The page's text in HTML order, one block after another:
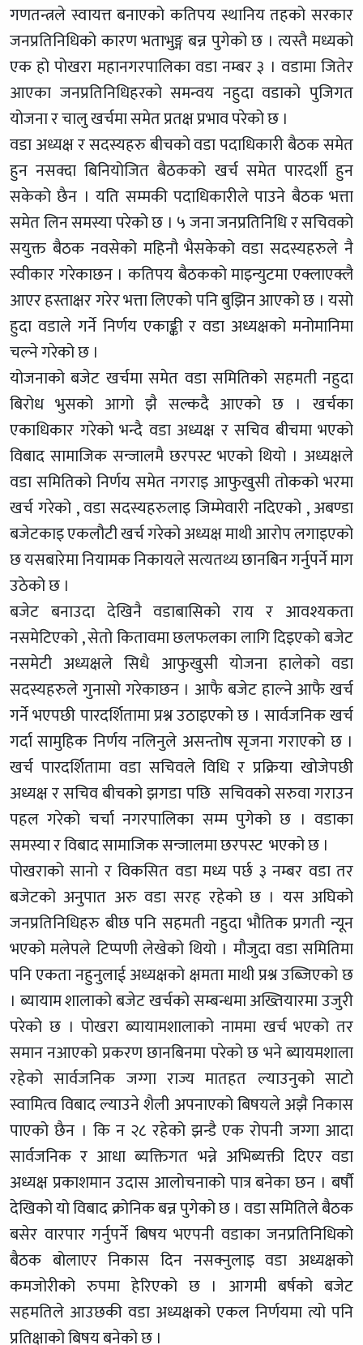
गणतन्त्रले स्वायत्त बनाएको कतिपय स्थानिय तहको सरकार
जनप्रतिनिधिको कारण भताभुङ्ग बन्न पुगेको छ । त्यस्तै मध्यको
एक हो पोखरा महानगरपालिका वडा नम्बर ३ । वडामा जितेर
आएका जनप्रतिनिधिहरको समन्वय नहुदा वडाको पुजिगत
योजना र चालु खर्चमा समेत प्रतक्ष प्रभाव परेको छ ।
वडा अध्यक्ष र सदस्यहरु बीचको वडा पदाधिकारी बैठक समेत
हुन नसक्दा बिनियोजित बैठकको खर्च समेत पारदर्शी हुन
सकेको छैन । यति सम्मकी पदाधिकारीले पाउने बैठक भत्ता
समेत लिन समस्या परेको छ । ५ जना जनप्रतिनिधि र सचिवको
सयुक्त बैठक नवसेको महिनौ भैसकेको वडा सदस्यहरुले नै
स्वीकार गरेकाछन । कतिपय बैठकको माइन्युटमा एक्लाएक्लै
आएर हस्ताक्षर गरेर भत्ता लिएको पनि बुझिन आएको छ । यसो
हुदा वडाले गर्ने निर्णय एकाङ्की र वडा अध्यक्षको मनोमानिमा
चल्ने गरेको छ ।
योजनाको बजेट खर्चमा समेत वडा समितिको सहमती नहुदा
बिरोध भुसको आगो झै सल्कदै आएको छ । खर्चका
एकाधिकार गरेको भन्दै वडा अध्यक्ष र सचिव बीचमा भएको
विबाद सामाजिक सन्जालमै छरपस्ट भएको थियो । अध्यक्षले
वडा समितिको निर्णय समेत नगराइ आफुखुसी तोकको भरमा
खर्च गरेको , वडा सदस्यहरुलाइ जिम्मेवारी नदिएको , अबण्डा
बजेटकाइ एकलौटी खर्च गरेको अध्यक्ष माथी आरोप लगाइएको
छ यसबारेमा नियामक निकायले सत्यतथ्य छानबिन गर्नुपर्ने माग
उठेको छ ।
बजेट बनाउदा देखिनै वडाबासिको राय र आवश्यकता
नसमेटिएको , सेतो कितावमा छलफलका लागि दिइएको बजेट
नसमेटी अध्यक्षले सिधै आफुखुसी योजना हालेको वडा
सदस्यहरुले गुनासो गरेकाछन । आफै बजेट हाल्ने आफै खर्च
गर्ने भएपछी पारदर्शितामा प्रश्न उठाइएको छ । सार्वजनिक खर्च
गर्दा सामुहिक निर्णय नलिनुले असन्तोष सृजना गराएको छ ।
खर्च पारदर्शितामा वडा सचिवले विधि र प्रक्रिया खोजेपछी
अध्यक्ष र सचिव बीचको झगडा पछि सचिवको सरुवा गराउन
पहल गरेको चर्चा नगरपालिका सम्म पुगेको छ । वडाका
समस्या र विबाद सामाजिक सन्जालमा छरपस्ट भएको छ ।
पोखराको सानो र विकसित वडा मध्य पर्छ ३ नम्बर वडा तर
बजेटको अनुपात अरु वडा सरह रहेको छ । यस अघिको
जनप्रतिनिधिहरु बीछ पनि सहमती नहुदा भौतिक प्रगती न्यून
भएको मलेपले टिप्पणी लेखेको थियो । मौजुदा वडा समितिमा
पनि एकता नहुनुलाई अध्यक्षको क्षमता माथी प्रश्न उब्जिएको छ
। ब्यायाम शालाको बजेट खर्चको सम्बन्धमा अख्तियारमा उजुरी
परेको छ । पोखरा ब्यायामशालाको नाममा खर्च भएको तर
समान नआएको प्रकरण छानबिनमा परेको छ भने ब्यायमशाला
रहेको सार्वजनिक जग्गा राज्य मातहत ल्याउनुको साटो
स्वामित्व विबाद ल्याउने शैली अपनाएको बिषयले अझै निकास
पाएको छैन । कि न २८ रहेको झन्डै एक रोपनी जग्गा आदा
सार्वजनिक र आधा ब्यक्तिगत भन्ने अभिब्यक्ती दिएर वडा
अध्यक्ष प्रकाशमान उदास आलोचनाको पात्र बनेका छन । बर्षौ
देखिको यो विबाद क्रोनिक बन्न पुगेको छ । वडा समितिले बैठक
बसेर वारपार गर्नुपर्ने बिषय भएपनी वडाका जनप्रतिनिधिको
बैठक बोलाएर निकास दिन नसक्नुलाइ वडा अध्यक्षको
कमजोरीको रुपमा हेरिएको छ । आगमी बर्षको बजेट
सहमतिले आउछकी वडा अध्यक्षको एकल निर्णयमा त्यो पनि
प्रतिक्षाको बिषय बनेको छ ।